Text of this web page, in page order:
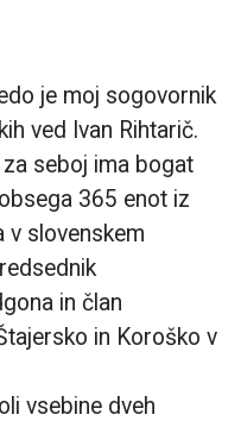
je moj sogovornik
ved Ivan Rihtarič.
seboj ima bogat
365 enot iz
v slovenskem
in član
in Koroško v
vsebine dveh